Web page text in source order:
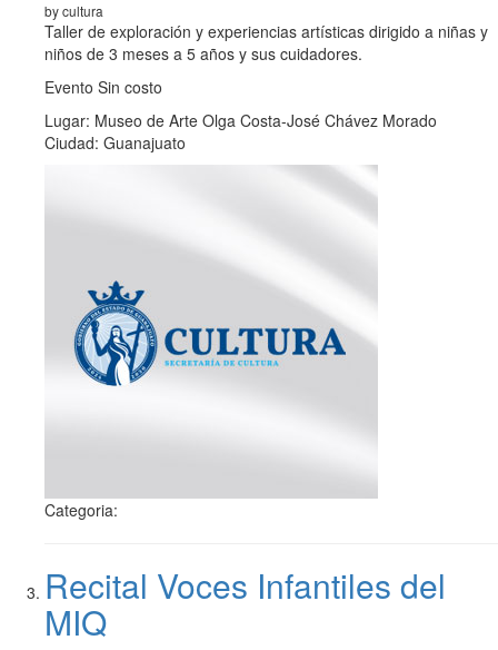
by cultura
Taller de exploración y experiencias artísticas dirigido a niñas y
niños de 3 meses a 5 años y sus cuidadores.
Evento Sin costo
Lugar: Museo de Arte Olga Costa-José Chávez Morado
Ciudad: Guanajuato
Categoria:
Recital Voces Infantiles del
MIQ